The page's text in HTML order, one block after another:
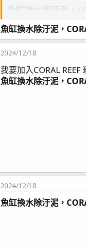
魚缸換水除汙泥，
本檔活動提供
CORAL REEF
金幣1000枚7個
魚缸換水除汙泥，
2024/12/18
我要加入CORAL
魚缸換水除汙泥，
2024/12/18
魚缸換水除汙泥，